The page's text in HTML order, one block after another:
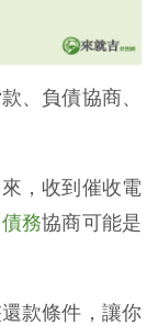
、負債協商、
，收到催收電
債務協商可能是
款條件，讓你